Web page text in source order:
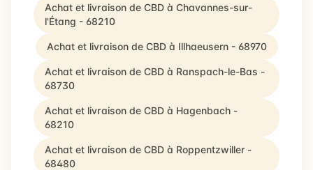
Achat et livraison de CBD à Chavannes-sur-
l'Étang - 68210
Achat et livraison de CBD à Illhaeusern - 68970
Achat et livraison de CBD à Ranspach-le-Bas -
68730
Achat et livraison de CBD à Hagenbach -
68210
Achat et livraison de CBD à Roppentzwiller -
68480